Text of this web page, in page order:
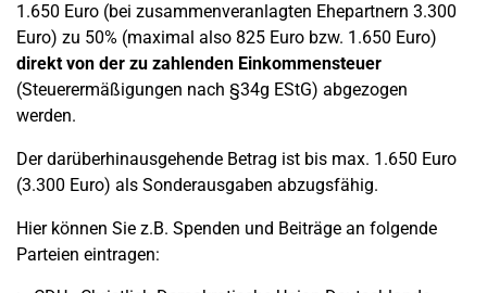
1.650 Euro (bei zusammenveranlagten Ehepartnern 3.300
Euro) zu 50% (maximal also 825 Euro bzw. 1.650 Euro)
direkt von der zu zahlenden Einkommensteuer
(Steuerermäßigungen nach §34g EStG) abgezogen
werden.
Der darüberhinausgehende Betrag ist bis max. 1.650 Euro
(3.300 Euro) als Sonderausgaben abzugsfähig.
Hier können Sie z.B. Spenden und Beiträge an folgende
Parteien eintragen: